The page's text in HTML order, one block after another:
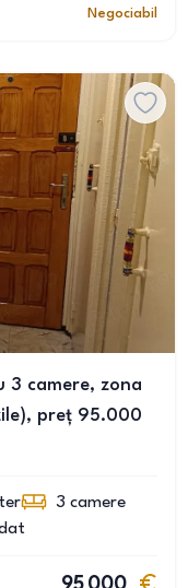
Negociabil
3 camere, zona
preț 95.000
3 camere